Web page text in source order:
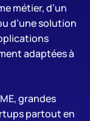
métier, d’un
d’une solution
adaptées à
grandes
partout en